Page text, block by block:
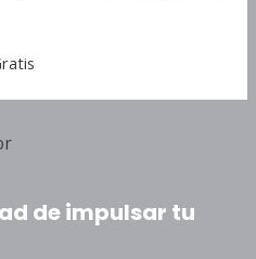
de impulsar tu